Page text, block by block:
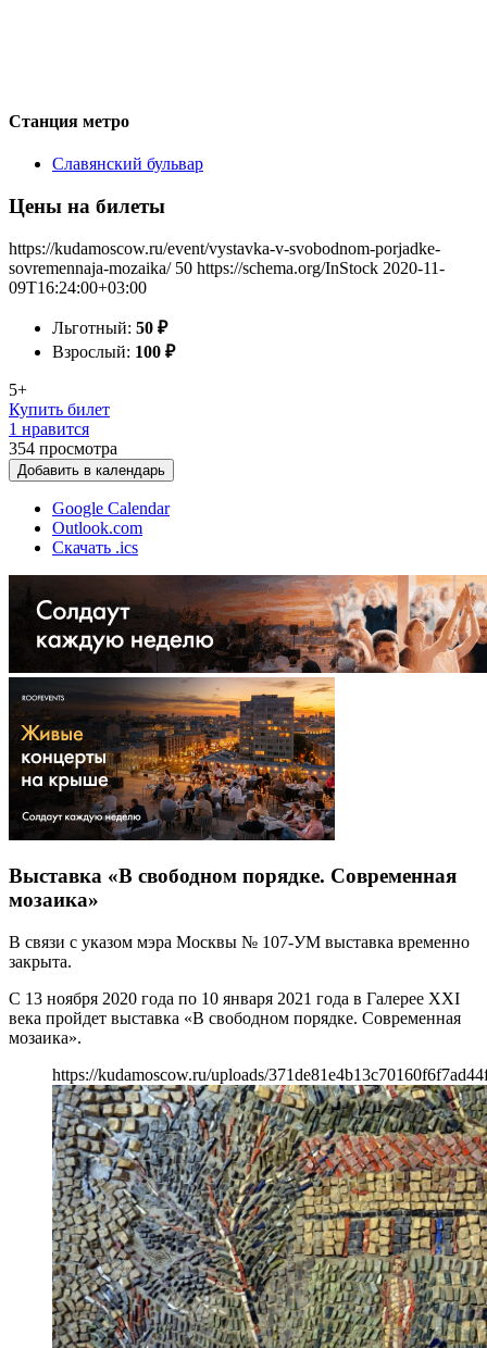
Станция метро
Славянский бульвар
Цены на билеты
https://kudamoscow.ru/event/vystavka-v-svobodnom-porjadke-
sovremennaja-mozaika/ 50 https://schema.org/InStock 2020-11-
09T16:24:00+03:00
Льготный: 50 ₽
Взрослый: 100 ₽
5+
Купить билет
1 нравится
354 просмотра
Добавить в календарь
Google Calendar
Outlook.com
Скачать .ics
Выставка «В свободном порядке. Современная
мозаика»
В связи с указом мэра Москвы № 107-УМ выставка временно
закрыта.
С 13 ноября 2020 года по 10 января 2021 года в Галерее XXI
века пройдет выставка «В свободном порядке. Современная
мозаика».
https://kudamoscow.ru/uploads/